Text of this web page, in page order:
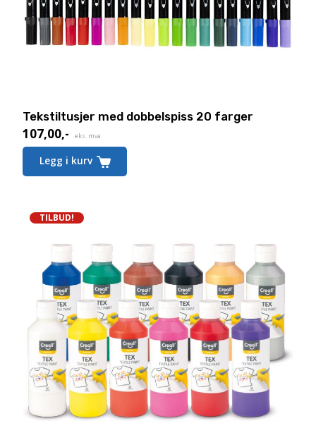
Tekstiltusjer med dobbelspiss 20 farger
107,00,- eks. mva.
Legg i kurv
TILBUD!